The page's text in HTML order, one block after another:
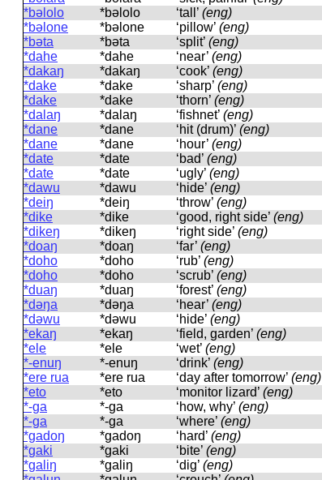
*bəlolo
*bəlolo ‘tall’ (eng)
*bəlone
*bəlone ‘pillow’ (eng)
*bəta
*bəta ‘split’ (eng)
*dahe
*dahe ‘near’ (eng)
*dakaŋ
*dakaŋ ‘cook’ (eng)
*dake
*dake ‘sharp’ (eng)
*dake
*dake ‘thorn’ (eng)
*dalaŋ
*dalaŋ ‘fishnet’ (eng)
*dane
*dane ‘hit (drum)’ (eng)
*dane
*dane ‘hour’ (eng)
*date
*date ‘bad’ (eng)
*date
*date ‘ugly’ (eng)
*dawu
*dawu ‘hide’ (eng)
*deiŋ
*deiŋ ‘throw’ (eng)
*dike
*dike ‘good, right side’ (eng)
*dikeŋ
*dikeŋ ‘right side’ (eng)
*doaŋ
*doaŋ ‘far’ (eng)
*doho
*doho ‘rub’ (eng)
*doho
*doho ‘scrub’ (eng)
*duaŋ
*duaŋ ‘forest’ (eng)
*dəŋa
*dəŋa ‘hear’ (eng)
*dəwu
*dəwu ‘hide’ (eng)
*ekaŋ
*ekaŋ ‘field, garden’ (eng)
*ele
*ele ‘wet’ (eng)
*-enuŋ
*-enuŋ ‘drink’ (eng)
*ere rua
*ere rua ‘day after tomorrow’ (eng)
*eto
*eto ‘monitor lizard’ (eng)
*-ɡa
*-ɡa ‘how, why’ (eng)
*-ɡa
*-ɡa ‘where’ (eng)
*ɡadoŋ
*ɡadoŋ ‘hard’ (eng)
*ɡaki
*ɡaki ‘bite’ (eng)
*ɡaliŋ
*ɡaliŋ ‘dig’ (eng)